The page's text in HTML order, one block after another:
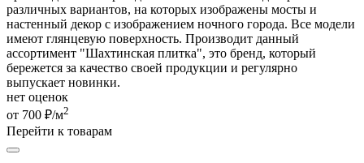
различных вариантов, на которых изображены мосты и
настенный декор с изображением ночного города. Все модели
имеют глянцевую поверхность. Производит данный
ассортимент "Шахтинская плитка", это бренд, который
бережется за качество своей продукции и регулярно
выпускает новинки.
нет оценок
от 700 ₽/м2
Перейти к товарам